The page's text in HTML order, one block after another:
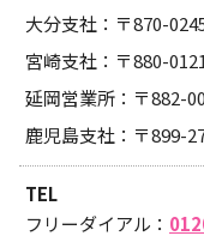
大分支社：〒870-
宮崎支社：〒880-
延岡営業所：〒882-
鹿児島支社：〒899-
TEL
フリーダイアル：